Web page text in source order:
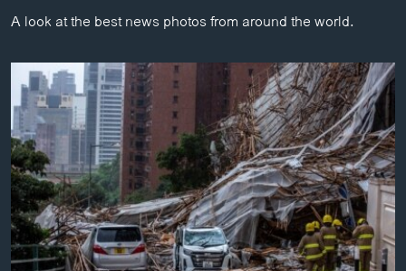
ຄົ້ນໂລກ
ອິດສະຫຼະພາບດ້ານການຂ່າວ
ຊີວິດຊາວລາວ
ຊຸມຊົນຊາວລາວ
ວິທະຍາສາດ-ເທັກໂນໂລຈີ
ທຸລະກິດ
ພາສາອັງກິດ
A look at the best news photos from around the world.